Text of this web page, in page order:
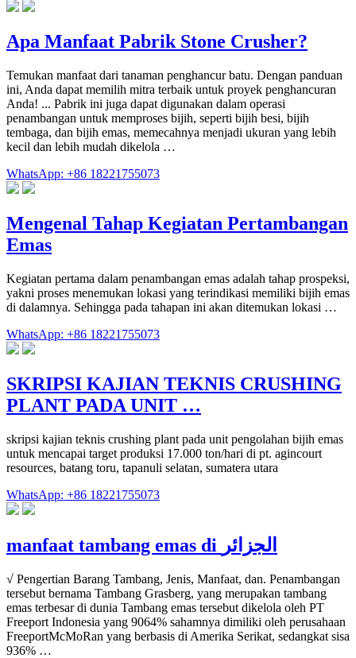
Apa Manfaat Pabrik Stone Crusher?
Temukan manfaat dari tanaman penghancur batu. Dengan panduan
ini, Anda dapat memilih mitra terbaik untuk proyek penghancuran
Anda! ... Pabrik ini juga dapat digunakan dalam operasi
penambangan untuk memproses bijih, seperti bijih besi, bijih
tembaga, dan bijih emas, memecahnya menjadi ukuran yang lebih
kecil dan lebih mudah dikelola …
WhatsApp: +86 18221755073
Mengenal Tahap Kegiatan Pertambangan
Emas
Kegiatan pertama dalam penambangan emas adalah tahap prospeksi,
yakni proses menemukan lokasi yang terindikasi memiliki bijih emas
di dalamnya. Sehingga pada tahapan ini akan ditemukan lokasi …
WhatsApp: +86 18221755073
SKRIPSI KAJIAN TEKNIS CRUSHING
PLANT PADA UNIT …
skripsi kajian teknis crushing plant pada unit pengolahan bijih emas
untuk mencapai target produksi 17.000 ton/hari di pt. agincourt
resources, batang toru, tapanuli selatan, sumatera utara
WhatsApp: +86 18221755073
manfaat tambang emas di الجزائر
√ Pengertian Barang Tambang, Jenis, Manfaat, dan. Penambangan
tersebut bernama Tambang Grasberg, yang merupakan tambang
emas terbesar di dunia Tambang emas tersebut dikelola oleh PT
Freeport Indonesia yang 9064% sahamnya dimiliki oleh perusahaan
FreeportMcMoRan yang berbasis di Amerika Serikat, sedangkat sisa
936% …